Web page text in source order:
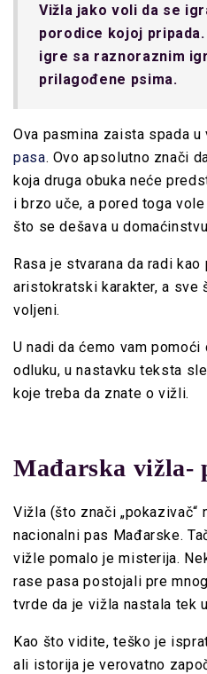
Vižla jako voli da se
porodice kojoj
igre sa raznoraznim
prilagođene psima.
Ova pasmina zaista spada
pasa. Ovo apsolutno znači
koja druga obuka neće
i brzo uče, a pored toga
što se dešava u
Rasa je stvarana da radi
aristokratski karakter, a sve
voljeni.
U nadi da ćemo vam
odluku, u nastavku teksta
koje treba da znate o vižli.
Mađarska vižla-
Vižla (što znači „pokazivač“
nacionalni pas Mađarske.
vižle pomalo je misterija.
rase pasa postojali pre
tvrde da je vižla nastala tek
Kao što vidite, teško je
ali istorija je verovatno